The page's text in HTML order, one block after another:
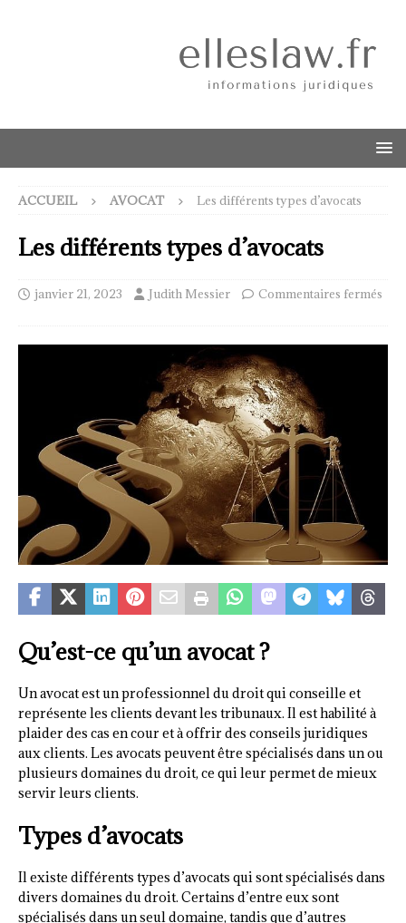
ACCUEIL AVOCAT Les différents types d’avocats
Les différents types d’avocats
janvier 21, 2023 Judith Messier Commentaires fermés
Qu’est-ce qu’un avocat ?
Un avocat est un professionnel du droit qui conseille et
représente les clients devant les tribunaux. Il est habilité à
plaider des cas en cour et à offrir des conseils juridiques
aux clients. Les avocats peuvent être spécialisés dans un ou
plusieurs domaines du droit, ce qui leur permet de mieux
servir leurs clients.
Types d’avocats
Il existe différents types d’avocats qui sont spécialisés dans
divers domaines du droit. Certains d’entre eux sont
spécialisés dans un seul domaine, tandis que d’autres